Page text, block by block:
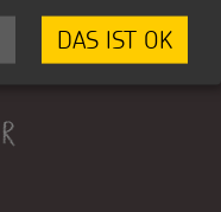
DAS IST OK